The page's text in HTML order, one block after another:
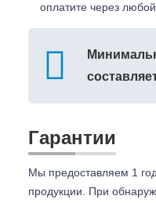
оплатите через
Гарантии
Мы предоставляем 1
продукции. При